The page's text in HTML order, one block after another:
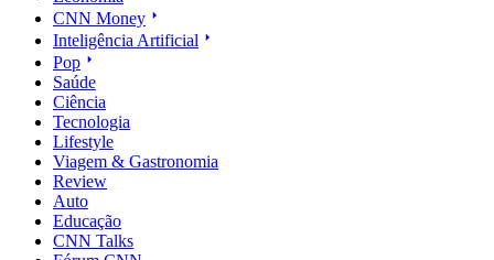
CNN Money
Inteligência Artificial
Pop
Saúde
Ciência
Tecnologia
Lifestyle
Viagem & Gastronomia
Review
Auto
Educação
CNN Talks